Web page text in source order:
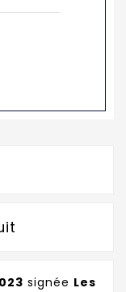
signée Les